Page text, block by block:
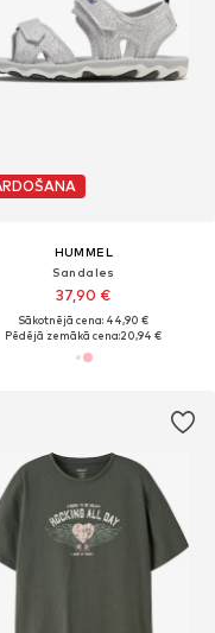
HUMMEL
Sandales
37,90 €
Sākotnējā cena: 44,90 €
Pēdējā zemākā cena:20,94 €